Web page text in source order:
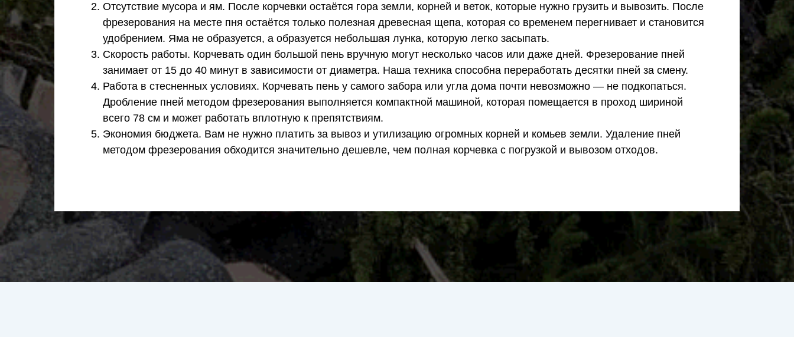
Отсутствие мусора и ям. После корчевки остаётся гора земли, корней и веток, которые нужно грузить и вывозить. После
фрезерования на месте пня остаётся только полезная древесная щепа, которая со временем перегнивает и становится
удобрением. Яма не образуется, а образуется небольшая лунка, которую легко засыпать.
Скорость работы. Корчевать один большой пень вручную могут несколько часов или даже дней. Фрезерование пней
занимает от 15 до 40 минут в зависимости от диаметра. Наша техника способна переработать десятки пней за смену.
Работа в стесненных условиях. Корчевать пень у самого забора или угла дома почти невозможно — не подкопаться.
Дробление пней методом фрезерования выполняется компактной машиной, которая помещается в проход шириной
всего 78 см и может работать вплотную к препятствиям.
Экономия бюджета. Вам не нужно платить за вывоз и утилизацию огромных корней и комьев земли. Удаление пней
методом фрезерования обходится значительно дешевле, чем полная корчевка с погрузкой и вывозом отходов.